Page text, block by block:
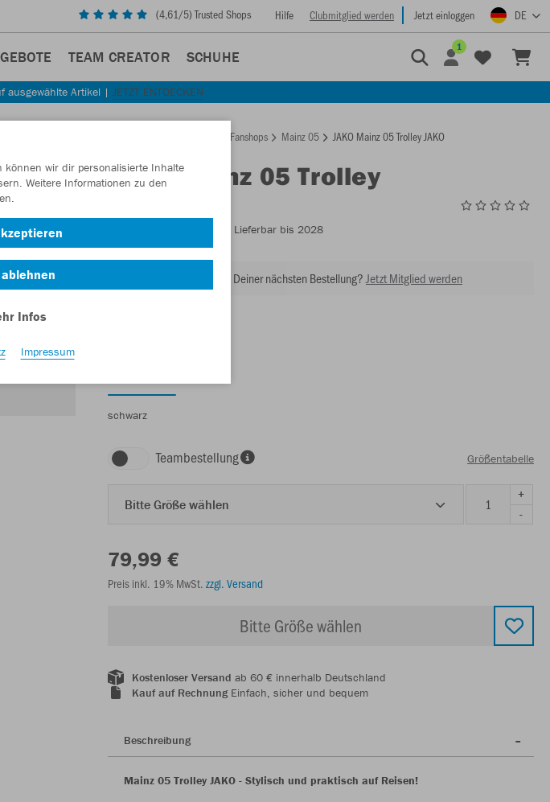
(4,61/5) Trusted Shops Hilfe Clubmitglied werden Jetzt einloggen DE
TEAM CREATOR SCHUHE
1
ausgewählte Artikel | JETZT ENTDECKEN
Fanshops Mainz 05 JAKO Mainz 05 Trolley JAKO
JAKOMainz 05 Trolley
- Lieferbar bis 2028
Lust auf 30% Rabatt bei Deiner nächsten Bestellung? Jetzt Mitglied werden
schwarz
Teambestellung Größentabelle
Bitte Größe wählen
+
-
79,99 €
Preis inkl. 19% MwSt. zzgl. Versand
Bitte Größe wählen
Kostenloser Versand ab 60 € innerhalb Deutschland
Kauf auf RechnungEinfach, sicher und bequem
Beschreibung
Mainz 05 Trolley JAKO - Stylisch und praktisch auf Reisen!
wir dir personalisierte Inhalte
Weitere Informationen zu den
Infos
Impressum